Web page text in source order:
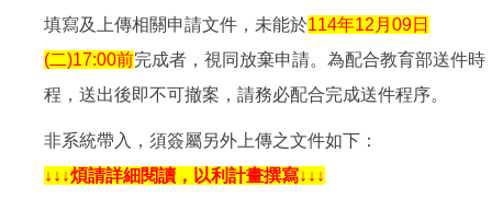
填寫及上傳相關申請文件，未能於114年12月09日
(二)17:00前完成者，視同放棄申請。為配合教育部送件時
程，送出後即不可撤案，請務必配合完成送件程序。
非系統帶入，須簽屬另外上傳之文件如下：
↓↓↓煩請詳細閱讀，以利計畫撰寫↓↓↓